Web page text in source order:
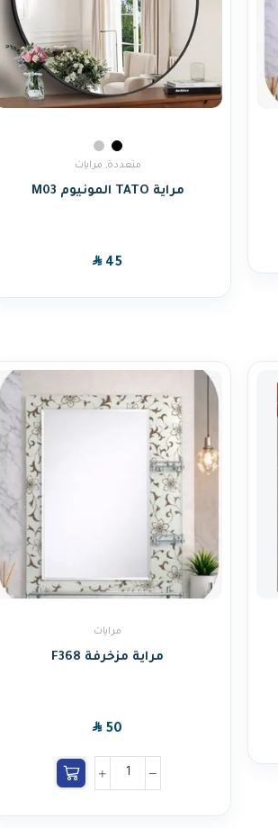
متعددة, مرايات
مراية TATO المونيوم M03
SAR45
مرايات
مراية مزخرفة F368
SAR50